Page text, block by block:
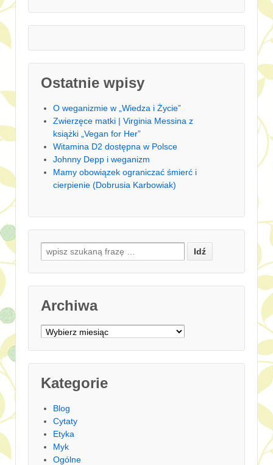
Ostatnie wpisy
O weganizmie w „Wiedza i Życie”
Zwierzęce matki | Virginia Messina z
książki „Vegan for Her”
Witamina D2 dostępna w Polsce
Johnny Depp i weganizm
Mamy obowiązek ograniczać śmierć i
cierpienie (Dobrusia Karbowiak)
Search for:
Archiwa
Archiwa
Kategorie
Blog
Cytaty
Etyka
Myk
Ogólne